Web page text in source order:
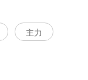
主力